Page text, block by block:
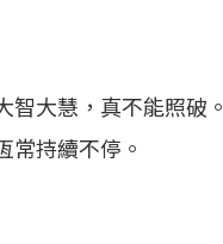
大慧，真不能照破。
常持續不停。